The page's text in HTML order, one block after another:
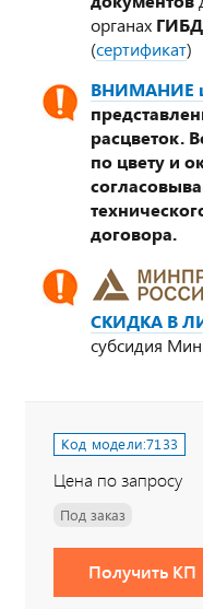
органах
(сертификат)
ВНИМАНИЕ
расцветок.
по цвету и
договора.
СКИДКА В
субсидия
Код модели:7133
Цена по запросу
Под заказ
Получить КП